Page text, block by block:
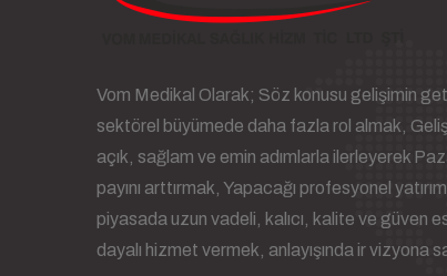
Vom Medikal Olarak; Söz konusu gelişimin
sektörel büyümede daha fazla rol almak,
açık, sağlam ve emin adımlarla ilerleyerek
payını arttırmak, Yapacağı profesyonel
piyasada uzun vadeli, kalıcı, kalite ve güven
dayalı hizmet vermek, anlayışında ir vizyona